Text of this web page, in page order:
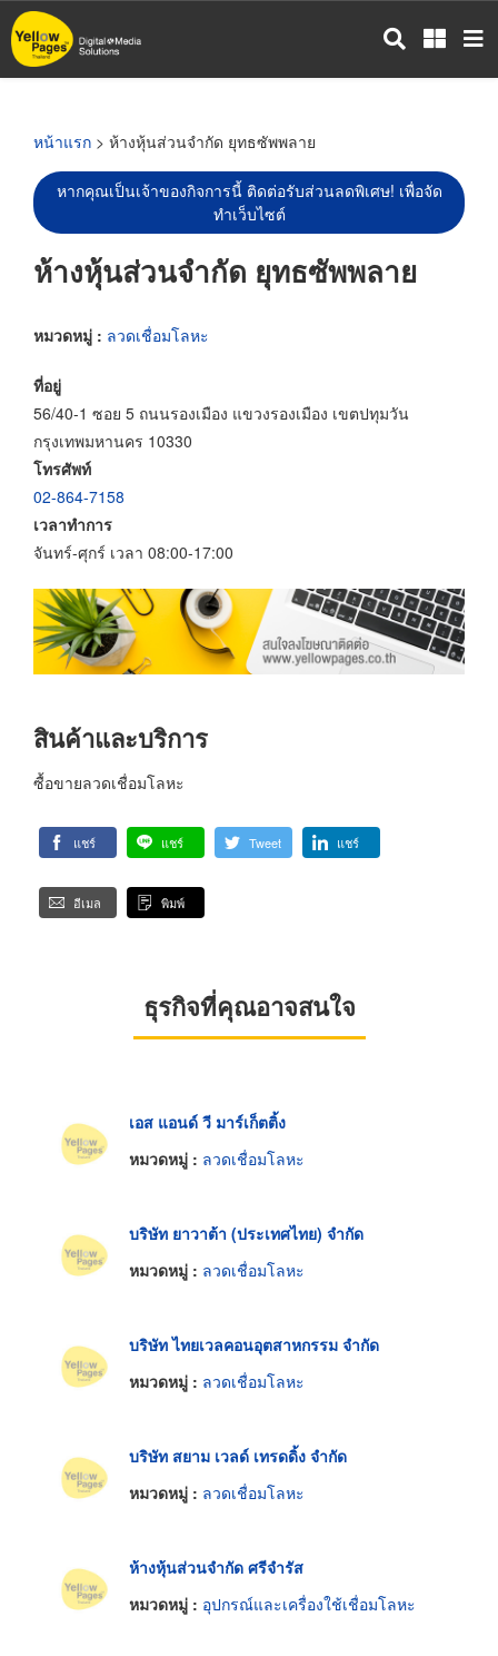
ข้าม
ไป
หน้าแรก > ห้างหุ้นส่วนจำกัด ยุทธซัพพลาย
หากคุณเป็นเจ้าของกิจการนี้ ติดต่อรับส่วนลดพิเศษ! เพื่อจัด
ทำเว็บไซต์
ห้างหุ้นส่วนจำกัด ยุทธซัพพลาย
หมวดหมู่ : ลวดเชื่อมโลหะ
ที่อยู่
56/40-1 ซอย 5 ถนนรองเมือง แขวงรองเมือง เขตปทุมวัน
กรุงเทพมหานคร 10330
โทรศัพท์
02-864-7158
เวลาทำการ
จันทร์-ศุกร์ เวลา 08:00-17:00
สินค้าและบริการ
ซื้อขายลวดเชื่อมโลหะ
แชร์ แชร์ Tweet แชร์
อีเมล พิมพ์
ธุรกิจที่คุณอาจสนใจ
เอส แอนด์ วี มาร์เก็ตติ้ง
หมวดหมู่ : ลวดเชื่อมโลหะ
บริษัท ยาวาต้า (ประเทศไทย) จำกัด
หมวดหมู่ : ลวดเชื่อมโลหะ
บริษัท ไทยเวลคอนอุตสาหกรรม จำกัด
หมวดหมู่ : ลวดเชื่อมโลหะ
บริษัท สยาม เวลด์ เทรดดิ้ง จำกัด
หมวดหมู่ : ลวดเชื่อมโลหะ
ห้างหุ้นส่วนจำกัด ศรีจำรัส
หมวดหมู่ : อุปกรณ์และเครื่องใช้เชื่อมโลหะ